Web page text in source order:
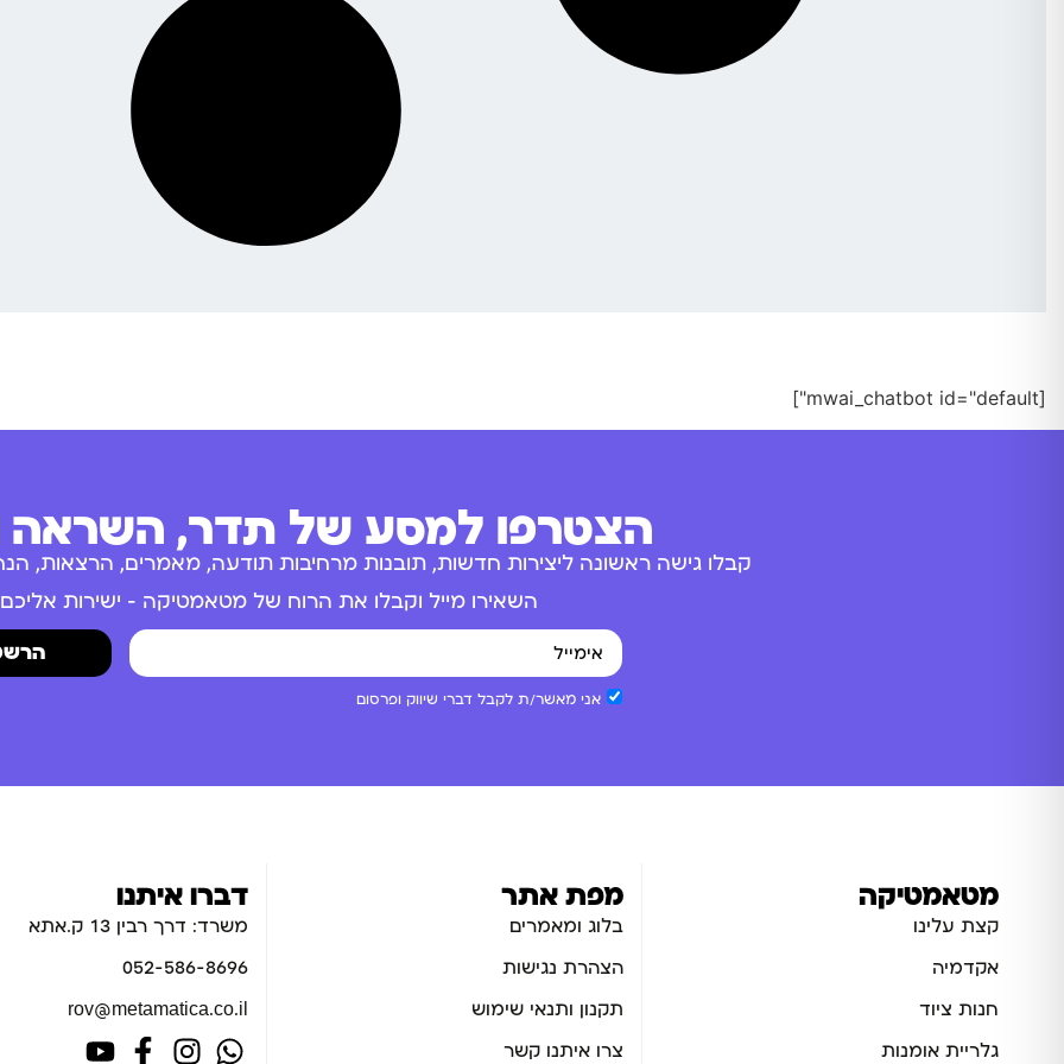
[mwai_chatbot id="default"]
הצטרפו למסע של תדר, השראה
קבלו גישה ראשונה ליצירות חדשות, תובנות מרחיבות תודעה, מאמרים, הרצאות,
השאירו מייל וקבלו את הרוח של מטאמטיקה – ישירות
אני מאשר/ת לקבל דברי שיווק ופרסום
מטאמטיקה
קצת עלינו
אקדמיה
חנות ציוד
גלריית אומנות
מפת אתר
בלוג ומאמרים
הצהרת נגישות
תקנון ותנאי שימוש
צרו איתנו קשר
דברו איתנו
משרד: דרך רבין 13 ק.אתא
052-586-8696
rov@metamatica.co.il